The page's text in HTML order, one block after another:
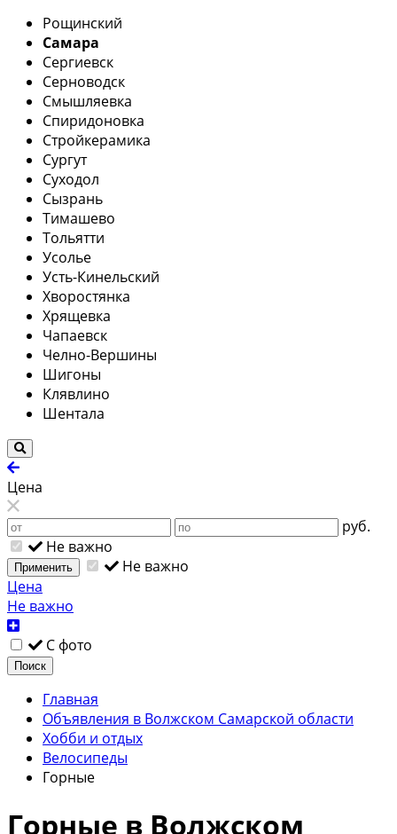
Рощинский
Самара
Сергиевск
Серноводск
Смышляевка
Спиридоновка
Стройкерамика
Сургут
Суходол
Сызрань
Тимашево
Тольятти
Усолье
Усть-Кинельский
Хворостянка
Хрящевка
Чапаевск
Челно-Вершины
Шигоны
Клявлино
Шентала
Цена
руб.
Не важно
Применить
Не важно
Цена
Не важно
С фото
Поиск
Главная
Объявления в Волжском Самарской области
Хобби и отдых
Велосипеды
Горные
Горные в Волжском